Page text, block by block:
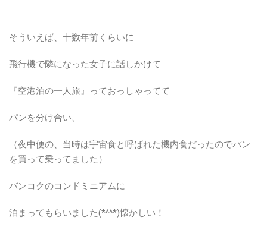
そういえば、十数年前くらいに
飛行機で隣になった女子に話しかけて
『空港泊の一人旅』っておっしゃってて
パンを分け合い、
（夜中便の、当時は宇宙食と呼ばれた機内食だったのでパン
を買って乗ってました）
バンコクのコンドミニアムに
泊まってもらいました(*^^*)懐かしい！